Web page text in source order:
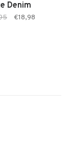
Denim
€18,98